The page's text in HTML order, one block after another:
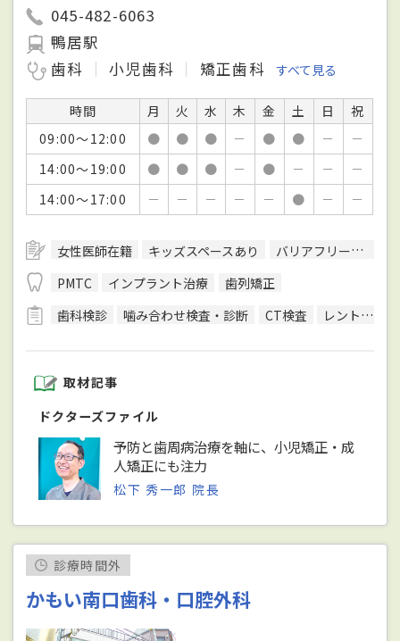
045-482-6063
鴨居駅
歯科
小児歯科 矯正歯科 すべて見る
時間 月 火 水 木 金 土 日
祝
09:00～12:00
● ● ● － ● ● －
－
14:00～19:00
● ● ● － ● － －
－
14:00～17:00
－ － － － － ● － －
女性医師在籍 キッズスペースあり バリアフリー対応
PMTC
インプラント治療
歯列矯正
歯科検診
噛み合わせ検査・診断 CT検査 レントゲン検査
取材記事
ドクターズファイル
予防と歯周病治療を軸に、小児矯正・成
人矯正にも注力
松下 秀一郎 院長
診療時間外
かもい南口歯科・口腔外科